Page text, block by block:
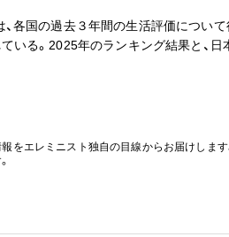
各国の過去３年間の生活評価につい
いる。2025年のランキング結果と、日
をエレミニスト独自の目線からお届けします